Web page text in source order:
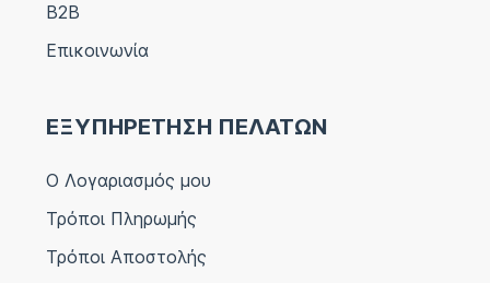
B2B
Επικοινωνία
ΕΞΥΠΗΡΕΤΗΣΗ ΠΕΛΑΤΩΝ
Ο Λογαριασμός μου
Τρόποι Πληρωμής
Τρόποι Αποστολής